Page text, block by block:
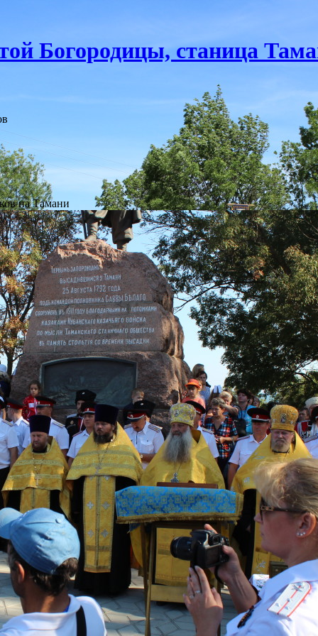
Богородицы, станица
на Тамани